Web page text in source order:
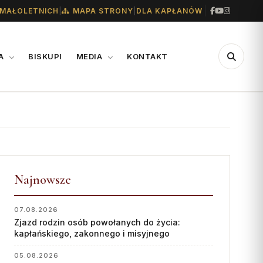
MAPA STRONY DLA KAPŁANÓW
BISKUPI MEDIA KONTAKT
MEDIALNE
Biuro
Współpraca
„GŁOS Z TORUNIA"
Redakcja
Archiwum
Ofiary na seminarium
Najnowsze
07.08.2026
Zjazd rodzin osób powołanych do życia:
kapłańskiego, zakonnego i misyjnego
05.08.2026